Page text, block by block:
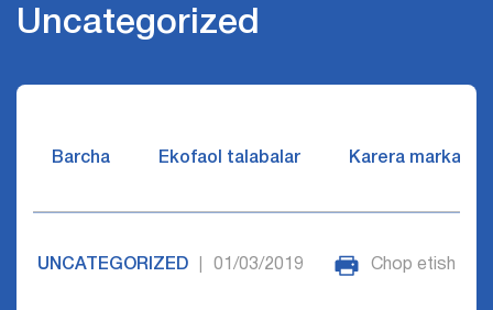
Uncategorized
Barcha Ekofaol talabalar Karera markazi
UNCATEGORIZED 01/03/2019 Chop etish